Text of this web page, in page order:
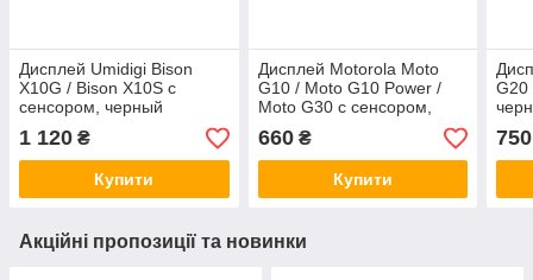
Дисплей Umidigi Bison
X10G / Bison X10S с
сенсором, черный
комплектующие)
1 120 ₴
Купити
Дисплей Motorola Moto
G10 / Moto G10 Power /
Moto G30 с сенсором,
комплектующие)
660₴
Купити
G20
750
Акційні пропозиції та новинки